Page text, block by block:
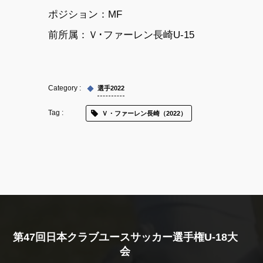
ポジション：MF
前所属：Ｖ･ファーレン長崎U-15
選手2022
Ｖ・ファーレン長崎（2022）
第47回日本クラブユースサッカー選手権U-18大
会